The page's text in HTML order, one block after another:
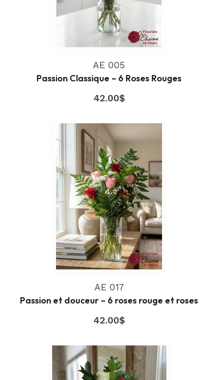
AE 005
Passion Classique – 6 Roses Rouges
42.00$
AE 017
Passion et douceur – 6 roses rouge et roses
42.00$